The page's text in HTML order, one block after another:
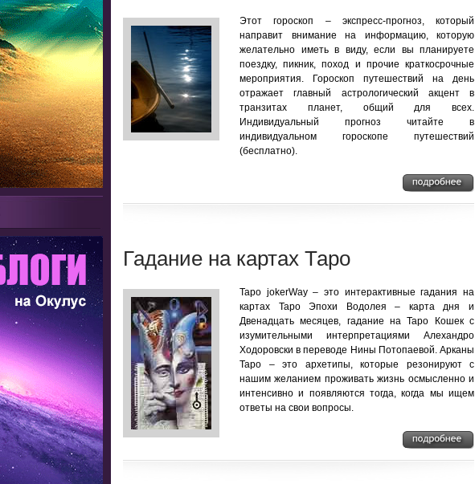
Этот гороскоп – экспресс-прогноз, который
направит внимание на информацию, которую
желательно иметь в виду, если вы планируете
поездку, пикник, поход и прочие краткосрочные
мероприятия. Гороскоп путешествий на день
отражает главный астрологический акцент в
транзитах планет, общий для всех.
Индивидуальный прогноз читайте в
индивидуальном гороскопе путешествий
(бесплатно).
Гадание на картах Таро
Таро jokerWay – это интерактивные гадания на
картах Таро Эпохи Водолея – карта дня и
Двенадцать месяцев, гадание на Таро Кошек с
изумительными интерпретациями Алехандро
Ходоровски в переводе Нины Потопаевой. Арканы
Таро – это архетипы, которые резонируют с
нашим желанием проживать жизнь осмысленно и
интенсивно и появляются тогда, когда мы ищем
ответы на свои вопросы.